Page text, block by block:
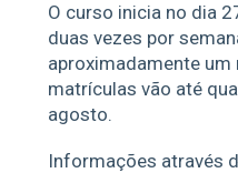
O curso inicia no dia
duas vezes por
aproximadamente um
matrículas vão até
agosto.
Informações através